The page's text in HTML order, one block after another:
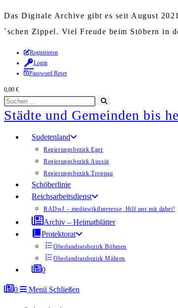
Das Digitale Archive gibt es seit August
`schen Zippel. Viel Freude beim Stöbern in
Zum
Inhalt
springen
Registrieren
Login
Password Reset
0,00 €
Diese
Website
durchsuchen
starten
Städte und Gemeinden bis
Sudetenland
Regierungsbezirk Eger
Regierungsbezirk Aussig
Regierungsbezirk Troppau
Schöberlinie
Reichsarbeitsdienst
RADwJ – mediawikiInteresse, Hilf uns mit dabei!
Archiv – Heimatblätter
Protektorat
Oberlandratsbezirk Böhmen
Oberlandratsbezirk Mähren
0
0 Menü Schließen